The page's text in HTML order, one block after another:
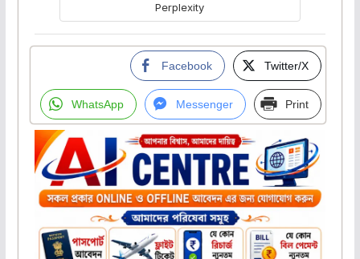
Perplexity
Facebook Twitter/X
WhatsApp Messenger Print